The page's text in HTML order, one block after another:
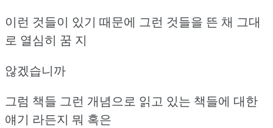
이런 것들이 있기 때문에 그런 것들을 뜬 채 그대
로 열심히 꿈 지
않겠습니까
그럼 책들 그런 개념으로 읽고 있는 책들에 대한
얘기 라든지 뭐 혹은